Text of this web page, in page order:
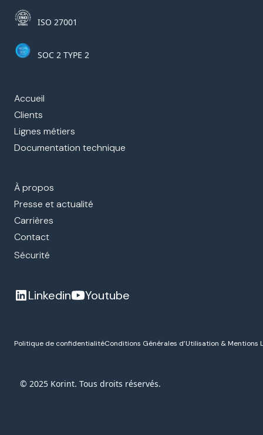
ISO 27001
SOC 2 TYPE 2
Accueil
Clients
Lignes métiers
Documentation technique
À propos
Presse et actualité
Carrières
Contact
Sécurité
Linkedin Youtube
© 2025 Korint. Tous droits réservés.
Politique de confidentialitéConditions Générales d’Utilisation & Mentions